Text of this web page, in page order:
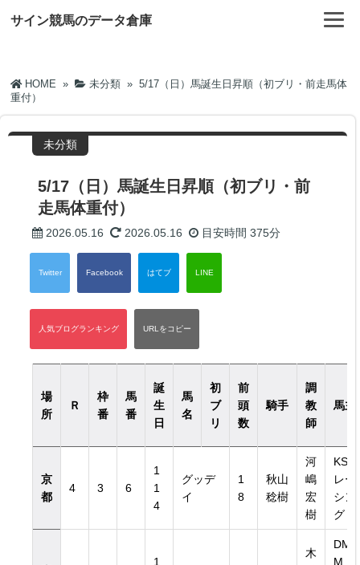
サイン競馬のデータ倉庫
HOME » 未分類 » 5/17（日）馬誕生日昇順（初ブリ・前走馬体
重付）
未分類
5/17（日）馬誕生日昇順（初ブリ・前
走馬体重付）
2026.05.16 2026.05.16 目安時間 375分
場
所
Ｒ
枠
番
馬
番
誕
生
日
馬
名
初
ブ
リ
前
頭
数
騎手
調
教
師
馬主
京
都
4 3 6
1
1
4
グッデ
イ
1
8
秋山
稔樹
河
嶋
宏
樹
KST
レー
シン
グ
1
木
DM
Mド